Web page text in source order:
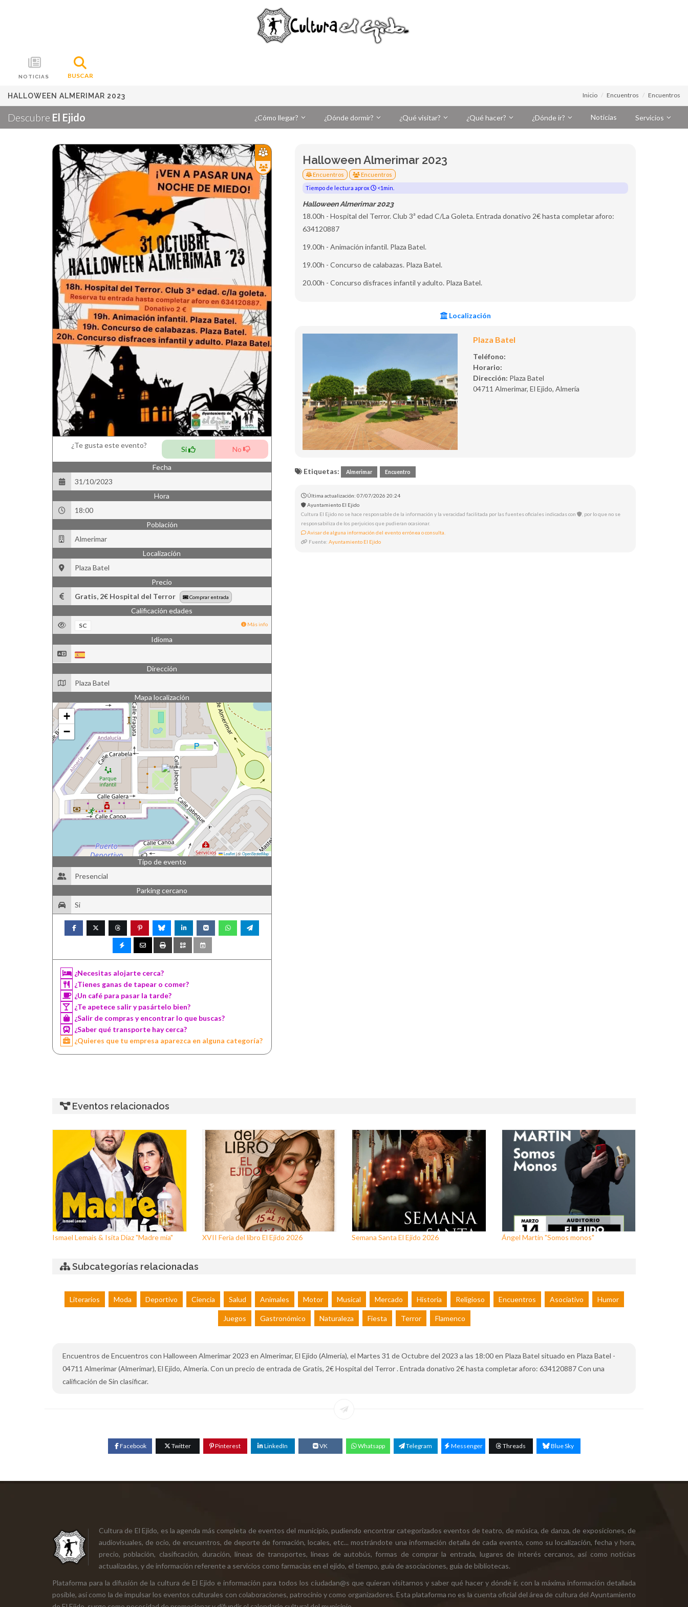
NOTICIAS BUSCAR
HALLOWEEN ALMERIMAR 2023 Inicio Encuentros Encuentros
Descubre El Ejido ¿Cómo llegar? ¿Dónde dormir? ¿Qué visitar? ¿Qué hacer? ¿Dónde ir? Noticias Servicios
¿Te gusta este evento? Si No
Fecha
31/10/2023
Hora
18:00
Población
Almerimar
Localización
Plaza Batel
Precio
Gratis, 2€ Hospital del Terror
Comprar entrada
Calificación edades
SC Más info
Idioma
Dirección
Plaza Batel
Mapa localización
+
−
Leaflet |©OpenStreetMap
Tipo de evento
Presencial
Parking cercano
Si
¿Necesitas alojarte cerca?
¿Tienes ganas de tapear o comer?
¿Un café para pasar la tarde?
¿Te apetece salir y pasártelo bien?
¿Salir de compras y encontrar lo que buscas?
¿Saber qué transporte hay cerca?
¿Quieres que tu empresa aparezca en alguna categoría?
Halloween Almerimar 2023
Encuentros
Encuentros
Tiempo de lectura aprox
<1min.
Halloween Almerimar 2023
18.00h - Hospital del Terror. Club 3ª edad C/La Goleta. Entrada donativo 2€ hasta completar aforo:
634120887
19.00h - Animación infantil. Plaza Batel.
19.00h - Concurso de calabazas. Plaza Batel.
20.00h - Concurso disfraces infantil y adulto. Plaza Batel.
Localización
Plaza Batel
Teléfono:
Horario:
Dirección: Plaza Batel
04711 Almerimar, El Ejido, Almería
Etiquetas: Almerimar Encuentro
Última actualización: 07/07/2026 20:24
Ayuntamiento El Ejido
Cultura El Ejido no se hace responsable de la información y la veracidad facilitada por las fuentes oficiales indicadas con
, por lo que no se
responsabiliza de los perjuicios que pudieran ocasionar.
Avisar de alguna información del evento errónea o consulta.
Fuente:Ayuntamiento El Ejido
Eventos relacionados
Ismael Lemais & Isita Díaz "Madre mía" XVII Feria del libro El Ejido 2026 Semana Santa El Ejido 2026 Ángel Martín "Somos monos"
Subcategorías relacionadas
Literarios Moda Deportivo Ciencia Salud Animales Motor Musical Mercado Historia Religioso Encuentros Asociativo Humor
Juegos Gastronómico Naturaleza Fiesta Terror Flamenco
Encuentros de Encuentros con Halloween Almerimar 2023 en Almerimar, El Ejido (Almería), el Martes 31 de Octubre del 2023 a las 18:00 en Plaza Batel situado en Plaza Batel -
04711 Almerimar (Almerimar), El Ejido, Almería. Con un precio de entrada de Gratis, 2€ Hospital del Terror . Entrada donativo 2€ hasta completar aforo: 634120887 Con una
calificación de Sin clasificar.
Facebook Twitter Pinterest LinkedIn VK Whatsapp Telegram Messenger Threads Blue Sky
Cultura de El Ejido, es la agenda más completa de eventos del municipio, pudiendo encontrar categorizados eventos de teatro, de música, de danza, de exposiciones, de
audiovisuales, de ocio, de encuentros, de deporte de formación, locales, etc... mostrándote una información detalla de cada evento, como su localización, fecha y hora,
precio, población, clasificación, duración, líneas de transportes, líneas de autobús, formas de comprar la entrada, lugares de interés cercanos, así como noticias
actualizadas, y de información referente a servicios como farmacias en el ejido, el tiempo, guía de asociaciones, guía de bibliotecas.
Plataforma para la difusión de la cultura de El Ejido e información para todos los ciudadan@s que quieran visitarnos y saber qué hacer y dónde ir, con la máxima información detallada
posible, así como la de impulsar los eventos culturales con colaboraciones, patrocinio y como organizadores. Esta plataforma no es la cuenta oficial del área de cultura del Ayuntamiento